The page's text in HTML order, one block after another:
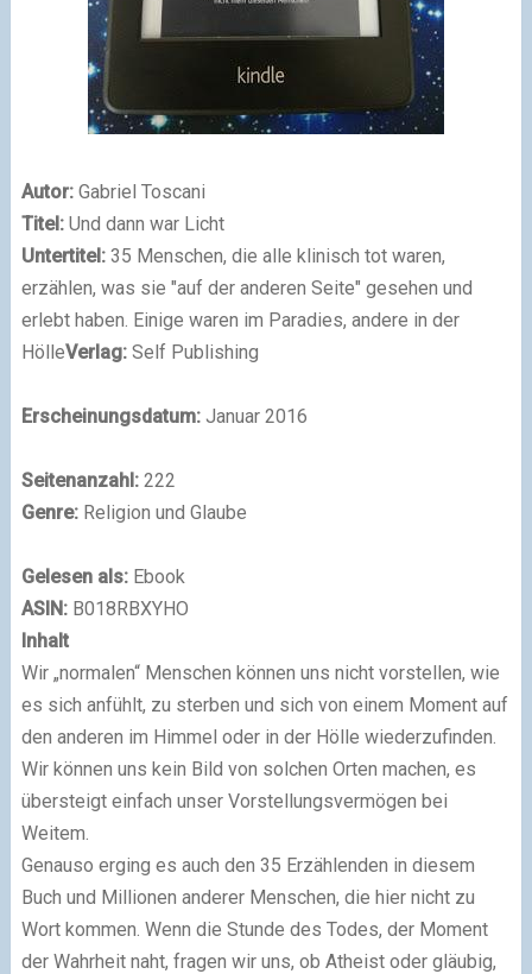
Autor: Gabriel Toscani
Titel: Und dann war Licht
Untertitel: 35 Menschen, die alle klinisch tot waren,
erzählen, was sie "auf der anderen Seite" gesehen und
erlebt haben. Einige waren im Paradies, andere in der
HölleVerlag: Self Publishing
Erscheinungsdatum: Januar 2016
Seitenanzahl: 222
Genre: Religion und Glaube
Gelesen als: Ebook
ASIN: B018RBXYHO
Inhalt
Wir „normalen“ Menschen können uns nicht vorstellen, wie
es sich anfühlt, zu sterben und sich von einem Moment auf
den anderen im Himmel oder in der Hölle wiederzufinden.
Wir können uns kein Bild von solchen Orten machen, es
übersteigt einfach unser Vorstellungsvermögen bei
Weitem.
Genauso erging es auch den 35 Erzählenden in diesem
Buch und Millionen anderer Menschen, die hier nicht zu
Wort kommen. Wenn die Stunde des Todes, der Moment
der Wahrheit naht, fragen wir uns, ob Atheist oder gläubig,